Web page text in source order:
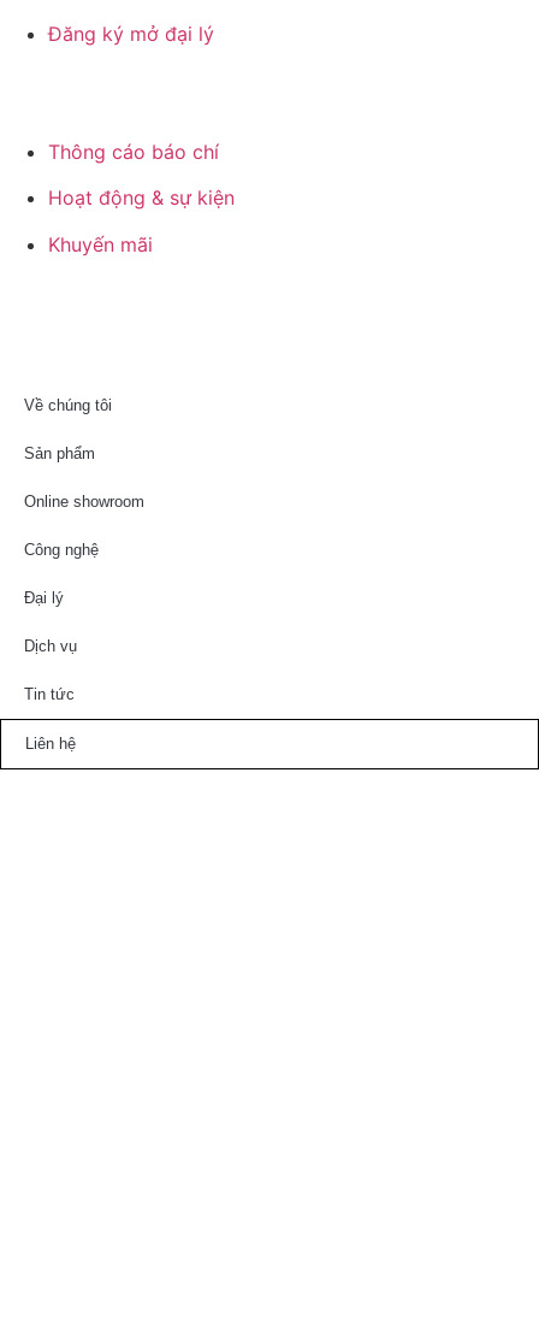
Đăng ký mở đại lý
Thông cáo báo chí
Hoạt động & sự kiện
Khuyến mãi
Về chúng tôi
Sản phẩm
Online showroom
Công nghệ
Đại lý
Dịch vụ
Tin tức
Liên hệ